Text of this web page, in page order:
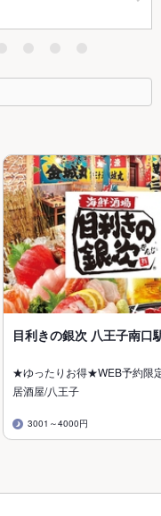
目利きの銀次 八王子南口
★ゆったりお得★WEB予約限
居酒屋/八王子
3001～4000円